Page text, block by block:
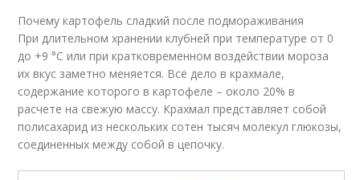
Почему картофель сладкий после подмораживания
При длительном хранении клубней при температуре от 0
до +9 °С или при кратковременном воздействии мороза
их вкус заметно меняется. Всё дело в крахмале,
содержание которого в картофеле – около 20% в
расчете на свежую массу. Крахмал представляет собой
полисахарид из нескольких сотен тысяч молекул глюкозы,
соединенных между собой в цепочку.